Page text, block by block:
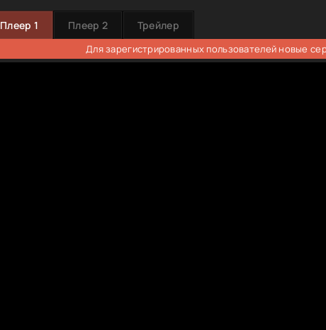
Плеер 1 Плеер 2 Трейлер
Для зарегистрированных пользователей новые